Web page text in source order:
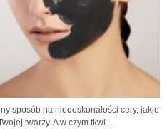
sposób na niedoskonałości cery, jakie
twarzy. A w czym tkwi...